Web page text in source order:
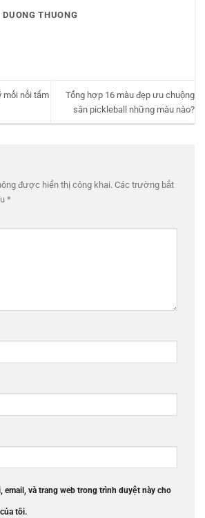
DUONG THUONG
mối nối tấm
Tổng hợp 16 màu đẹp ưu chuộng
sân pickleball những màu nào?
được hiển thị công khai. Các trường bắt
*
email, và trang web trong trình duyệt này cho
tôi.